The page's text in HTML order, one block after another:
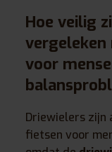
Hoe veilig
voor
Driewielers zijn
fietsen voor